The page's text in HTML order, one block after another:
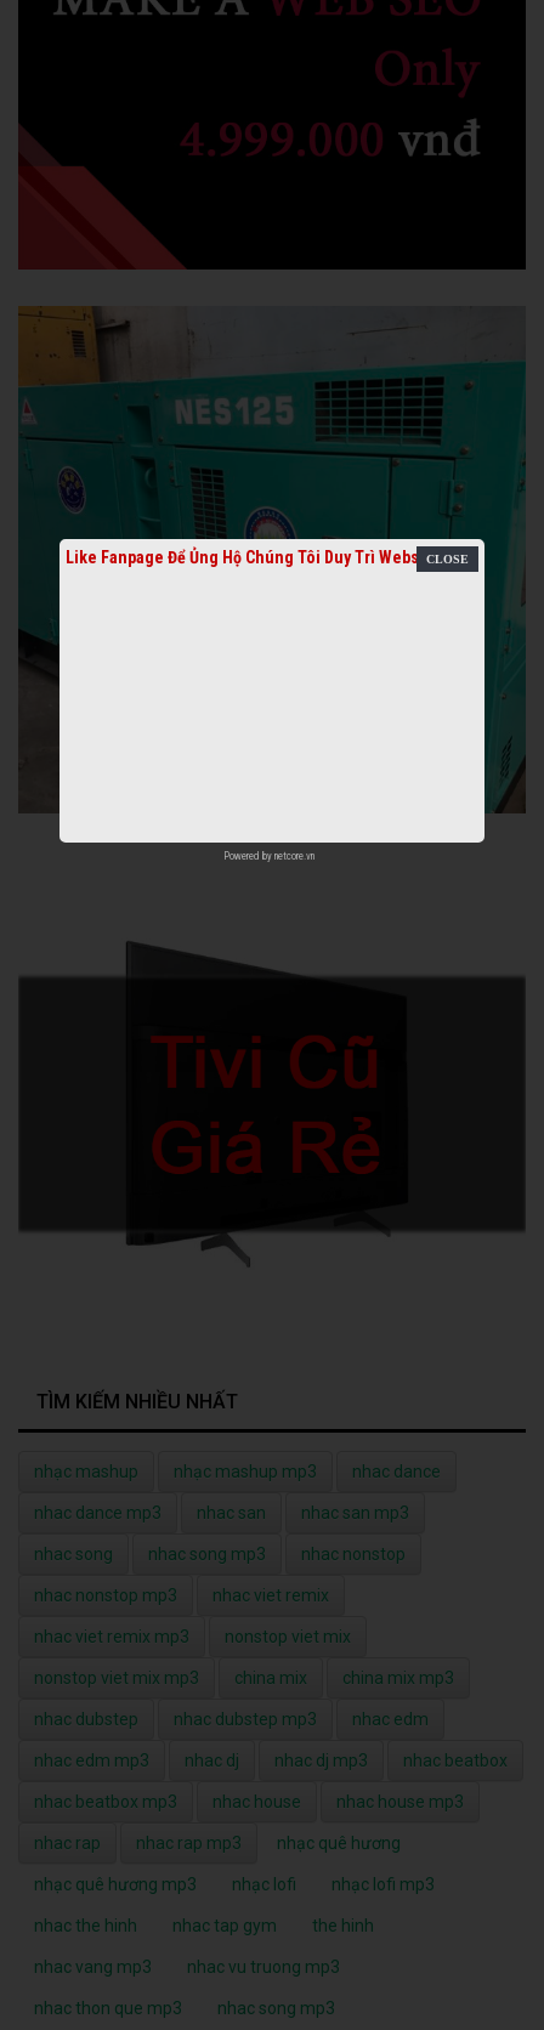
TÌM KIẾM NHIỀU NHẤT
nhạc mashup nhạc mashup mp3 nhac dance
nhac dance mp3 nhac san nhac san mp3
nhac song nhac song mp3 nhac nonstop
nhac nonstop mp3 nhac viet remix
nhac viet remix mp3 nonstop viet mix
nonstop viet mix mp3 china mix china mix mp3
nhac dubstep nhac dubstep mp3 nhac edm
nhac edm mp3 nhac dj nhac dj mp3 nhac beatbox
nhac beatbox mp3 nhac house nhac house mp3
nhac rap nhac rap mp3 nhạc quê hương
nhạc quê hương mp3 nhạc lofi nhạc lofi mp3
nhac the hinh nhac tap gym the hinh
nhac vang mp3 nhac vu truong mp3
nhac thon que mp3 nhac song mp3
Like Fanpage Để Ủng Hộ Chúng Tôi Duy Trì Website
Powered by netcore.vn